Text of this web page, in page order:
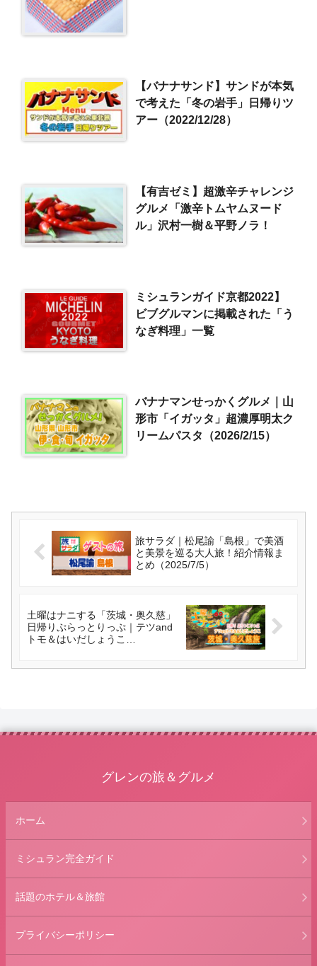
【バナナサンド】サンドが本気
で考えた「冬の岩手」日帰りツ
アー（2022/12/28）
【有吉ゼミ】超激辛チャレンジ
グルメ「激辛トムヤムヌード
ル」沢村一樹＆平野ノラ！
ミシュランガイド京都2022】
ビブグルマンに掲載された「う
なぎ料理」一覧
バナナマンせっかくグルメ｜山
形市「イガッタ」超濃厚明太ク
リームパスタ（2026/2/15）
旅サラダ｜松尾諭「島根」で美酒
と美景を巡る大人旅！紹介情報ま
とめ（2025/7/5）
土曜はナニする「茨城・奥久慈」
日帰りぷらっとりっぷ｜テツand
トモ＆はいだしょうこ
グレンの旅＆グルメ
ホーム
ミシュラン完全ガイド
話題のホテル＆旅館
プライバシーポリシー